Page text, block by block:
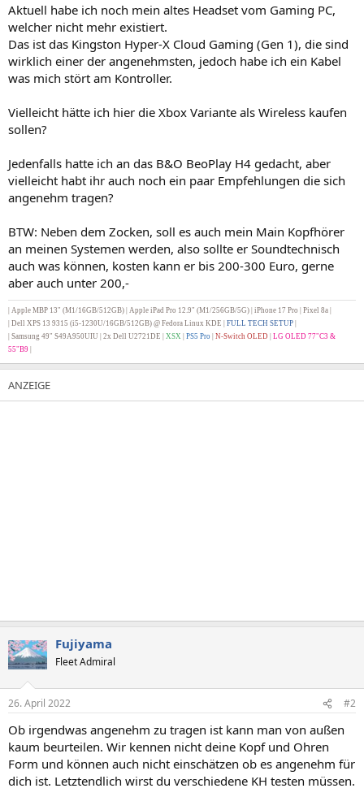
Aktuell habe ich noch mein altes Headset vom Gaming PC,
welcher nicht mehr existiert.
Das ist das Kingston Hyper-X Cloud Gaming (Gen 1), die sind
wirklich einer der angenehmsten, jedoch habe ich ein Kabel
was mich stört am Kontroller.
Vielleicht hätte ich hier die Xbox Variante als Wireless kaufen
sollen?
Jedenfalls hatte ich an das B&O BeoPlay H4 gedacht, aber
vielleicht habt ihr auch noch ein paar Empfehlungen die sich
angenehm tragen?
BTW: Neben dem Zocken, soll es auch mein Main Kopfhörer
an meinen Systemen werden, also sollte er Soundtechnisch
auch was können, kosten kann er bis 200-300 Euro, gerne
aber auch unter 200,-
| Apple MBP 13" (M1/16GB/512GB) | Apple iPad Pro 12.9" (M1/256GB/5G) | iPhone 17 Pro | Pixel 8a |
Dell XPS 13 9315 (i5-1230U/16GB/512GB) @ Fedora Linux KDE | FULL TECH SETUP
| Samsung 49" S49A950UIU | 2x Dell U2721DE
XSX PS5 Pro N-Switch OLED
LG OLED 77"C3 &
55"B9
Fujiyama
Fleet Admiral
26. April 2022 #2
Ob irgendwas angenehm zu tragen ist kann man von außen
kaum beurteilen. Wir kennen nicht deine Kopf und Ohren
Form und können auch nicht einschätzen ob es angenehm für
dich ist. Letztendlich wirst du verschiedene KH testen müssen.